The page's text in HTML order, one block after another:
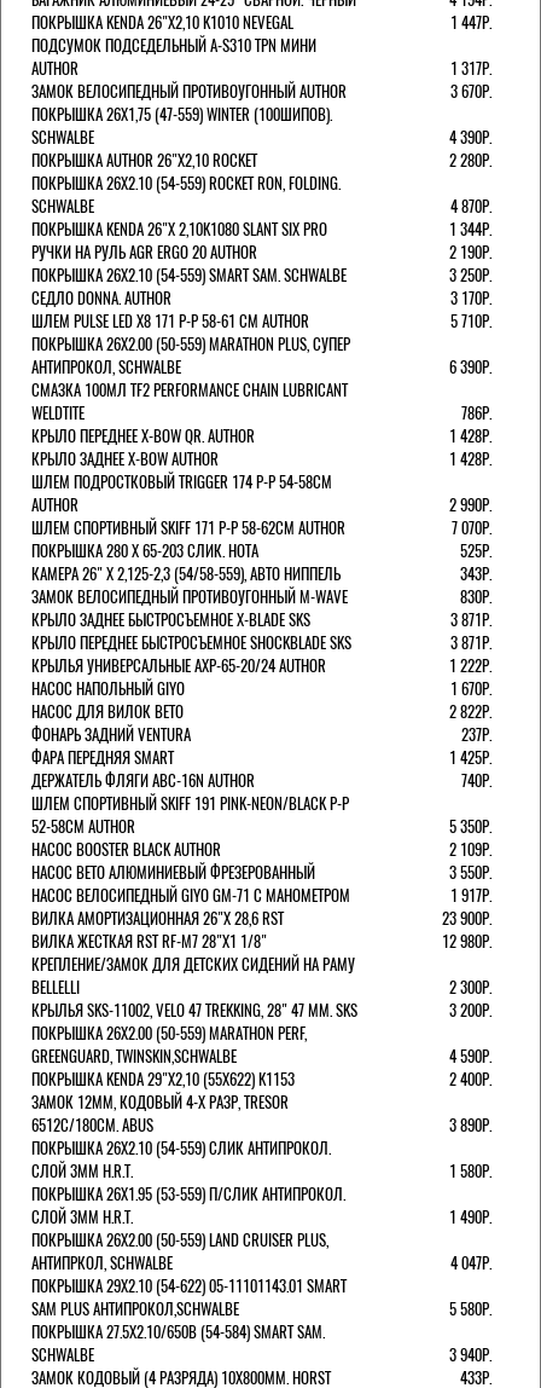
ПОКРЫШКА KENDA 26"Х2,10 K1010 NEVEGAL
1 447Р.
ПОДСУМОК ПОДСЕДЕЛЬНЫЙ A-S310 TPN МИНИ
AUTHOR
1 317Р.
ЗАМОК ВЕЛОСИПЕДНЫЙ ПРОТИВОУГОННЫЙ AUTHOR
3 670Р.
ПОКРЫШКА 26X1,75 (47-559) WINTER (100ШИПОВ).
SCHWALBE
4 390Р.
ПОКРЫШКА AUTHOR 26"Х2,10 ROCKET
2 280Р.
ПОКРЫШКА 26X2.10 (54-559) ROCKET RON, FOLDING.
SCHWALBE
4 870Р.
ПОКРЫШКА KENDA 26"Х 2,10K1080 SLANT SIX PRO
1 344Р.
РУЧКИ НА РУЛЬ AGR ERGO 20 AUTHOR
2 190Р.
ПОКРЫШКА 26X2.10 (54-559) SMART SAM. SCHWALBE
3 250Р.
СЕДЛО DONNA. AUTHOR
3 170Р.
ШЛЕМ PULSE LED X8 171 Р-Р 58-61 СМ AUTHOR
5 710Р.
ПОКРЫШКА 26X2.00 (50-559) MARATHON PLUS, СУПЕР
АНТИПРОКОЛ, SCHWALBE
6 390Р.
СМАЗКА 100МЛ TF2 PERFORMANCE CHAIN LUBRICANT
WELDTITE
786Р.
КРЫЛО ПЕРЕДНЕЕ X-BOW QR. AUTHOR
1 428Р.
КРЫЛО ЗАДНЕЕ X-BOW AUTHOR
1 428Р.
ШЛЕМ ПОДРОСТКОВЫЙ TRIGGER 174 Р-Р 54-58СМ
AUTHOR
2 990Р.
ШЛЕМ СПОРТИВНЫЙ SKIFF 171 Р-Р 58-62СМ AUTHOR
7 070Р.
ПОКРЫШКА 280 X 65-203 СЛИК. HOTA
525Р.
КАМЕРА 26" X 2,125-2,3 (54/58-559), АВТО НИППЕЛЬ
343Р.
ЗАМОК ВЕЛОСИПЕДНЫЙ ПРОТИВОУГОННЫЙ M-WAVE
830Р.
КРЫЛО ЗАДНЕЕ БЫСТРОСЪЕМНОЕ X-BLADE SKS
3 871Р.
КРЫЛО ПЕРЕДНЕЕ БЫСТРОСЪЕМНОЕ SHOCKBLADE SKS
3 871Р.
КРЫЛЬЯ УНИВЕРСАЛЬНЫЕ AXP-65-20/24 AUTHOR
1 222Р.
НАСОС НАПОЛЬНЫЙ GIYO
1 670Р.
НАСОС ДЛЯ ВИЛОК ВЕТО
2 822Р.
ФОНАРЬ ЗАДНИЙ VENTURA
237Р.
ФАРА ПЕРЕДНЯЯ SMART
1 425Р.
ДЕРЖАТЕЛЬ ФЛЯГИ ABC-16N AUTHOR
740Р.
ШЛЕМ СПОРТИВНЫЙ SKIFF 191 PINK-NEON/BLACK Р-Р
52-58СМ AUTHOR
5 350Р.
НАСОС BOOSTER BLACK AUTHOR
2 109Р.
НАСОС BETO АЛЮМИНИЕВЫЙ ФРЕЗЕРОВАННЫЙ
3 550Р.
НАСОС ВЕЛОСИПЕДНЫЙ GIYO GM-71 С МАНОМЕТРОМ
1 917Р.
ВИЛКА АМОРТИЗАЦИОННАЯ 26"Х 28,6 RST
23 900Р.
ВИЛКА ЖЕСТКАЯ RST RF-M7 28"Х1 1/8"
12 980Р.
КРЕПЛЕНИЕ/ЗАМОК ДЛЯ ДЕТСКИХ СИДЕНИЙ НА РАМУ
BELLELLI
2 300Р.
КРЫЛЬЯ SKS-11002, VELO 47 TREKKING, 28" 47 ММ. SKS
3 200Р.
ПОКРЫШКА 26X2.00 (50-559) MARATHON PERF,
GREENGUARD, TWINSKIN,SCHWALBE
4 590Р.
ПОКРЫШКА KENDA 29"Х2,10 (55X622) K1153
2 400Р.
ЗАМОК 12ММ, КОДОВЫЙ 4-Х РАЗР, TRESOR
6512C/180СМ. ABUS
3 890Р.
ПОКРЫШКА 26X2.10 (54-559) СЛИК АНТИПРОКОЛ.
СЛОЙ 3ММ H.R.T.
1 580Р.
ПОКРЫШКА 26X1.95 (53-559) П/СЛИК АНТИПРОКОЛ.
СЛОЙ 3ММ H.R.T.
1 490Р.
ПОКРЫШКА 26X2.00 (50-559) LAND CRUISER PLUS,
АНТИПРКОЛ, SCHWALBE
4 047Р.
ПОКРЫШКА 29X2.10 (54-622) 05-11101143.01 SMART
SAM PLUS АНТИПРОКОЛ,SCHWALBE
5 580Р.
ПОКРЫШКА 27.5X2.10/650B (54-584) SMART SAM.
SCHWALBE
3 940Р.
ЗАМОК КОДОВЫЙ (4 РАЗРЯДА) 10Х800ММ. HORST
433Р.